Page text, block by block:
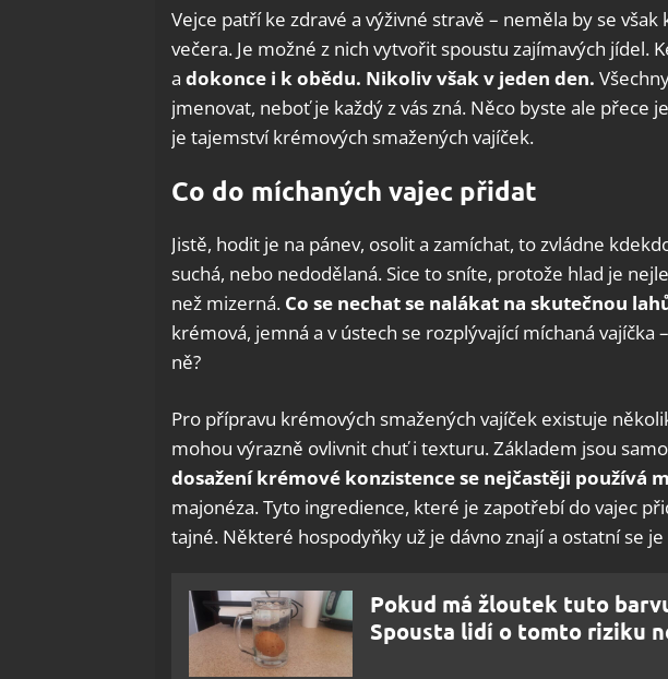
Vejce patří ke zdravé a výživné stravě – neměla by se
večera. Je možné z nich vytvořit spoustu zajímavých jídel.
a dokonce i k obědu. Nikoliv však v jeden den.
jmenovat, neboť je každý z vás zná. Něco byste ale přece
je tajemství krémových smažených vajíček.
Co do míchaných vajec přidat
Jistě, hodit je na pánev, osolit a zamíchat, to zvládne
suchá, nebo nedodělaná. Sice to sníte, protože hlad je
než mizerná. Co se nechat se nalákat na skutečnou
krémová, jemná a v ústech se rozplývající míchaná vajíčka
ně?
Pro přípravu krémových smažených vajíček existuje
mohou výrazně ovlivnit chuť i texturu. Základem jsou
dosažení krémové konzistence se nejčastěji používá
majonéza. Tyto ingredience, které je zapotřebí do vajec
tajné. Některé hospodyňky už je dávno znají a ostatní se
Pokud má žloutek tuto
Spousta lidí o tomto riziku